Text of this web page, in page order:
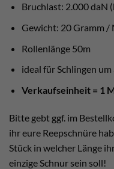
Bruchlast: 2.000 daN
Gewicht: 20 Gramm /
Rollenlänge 50m
ideal für Schlingen
Verkaufseinheit = 1
Bitte gebt ggf. im
ihr eure Reepschnüre
Stück in welcher Länge
einzige Schnur sein soll!